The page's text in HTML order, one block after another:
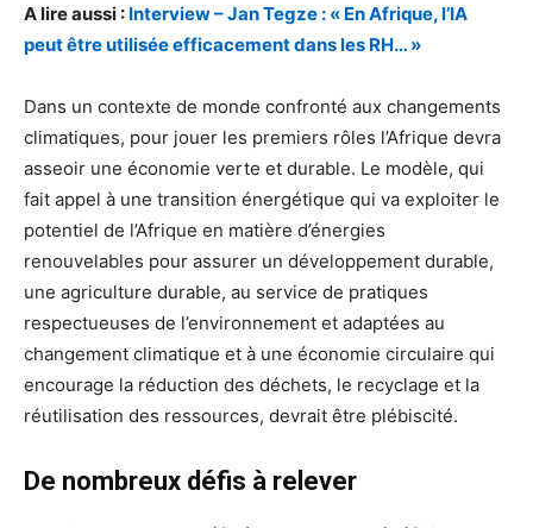
A lire aussi : Interview – Jan Tegze : « En Afrique, l’IA
peut être utilisée efficacement dans les RH… »
Dans un contexte de monde confronté aux changements
climatiques, pour jouer les premiers rôles l’Afrique devra
asseoir une économie verte et durable. Le modèle, qui
fait appel à une transition énergétique qui va exploiter le
potentiel de l’Afrique en matière d’énergies
renouvelables pour assurer un développement durable,
une agriculture durable, au service de pratiques
respectueuses de l’environnement et adaptées au
changement climatique et à une économie circulaire qui
encourage la réduction des déchets, le recyclage et la
réutilisation des ressources, devrait être plébiscité.
De nombreux défis à relever